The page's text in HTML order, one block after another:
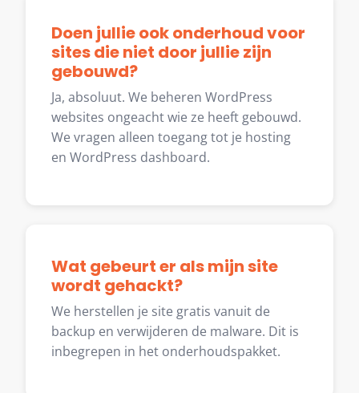
Doen jullie ook onderhoud voor
sites die niet door jullie zijn
gebouwd?
Ja, absoluut. We beheren WordPress
websites ongeacht wie ze heeft gebouwd.
We vragen alleen toegang tot je hosting
en WordPress dashboard.
Wat gebeurt er als mijn site
wordt gehackt?
We herstellen je site gratis vanuit de
backup en verwijderen de malware. Dit is
inbegrepen in het onderhoudspakket.